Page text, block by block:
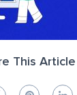
This Article